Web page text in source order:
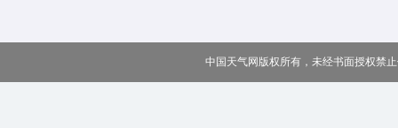
中国天气网版权所有，未经书面授权